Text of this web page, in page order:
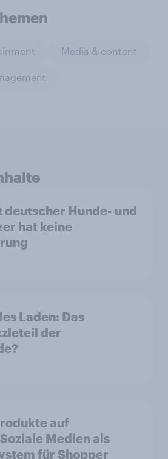
Media & content
deutscher Hunde- und
hat keine
Laden: Das
der
auf
Medien als
für Shopper